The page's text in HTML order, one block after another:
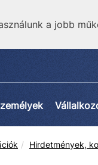
a jobb
Hirdetmények,